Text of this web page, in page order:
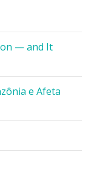
— and It
e Afeta